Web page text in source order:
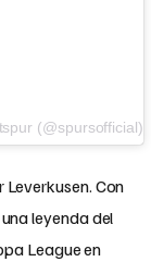
(@spursofficial)
Con
leyenda del
League en